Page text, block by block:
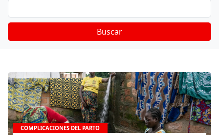
Buscar
COMPLICACIONES DEL PARTO